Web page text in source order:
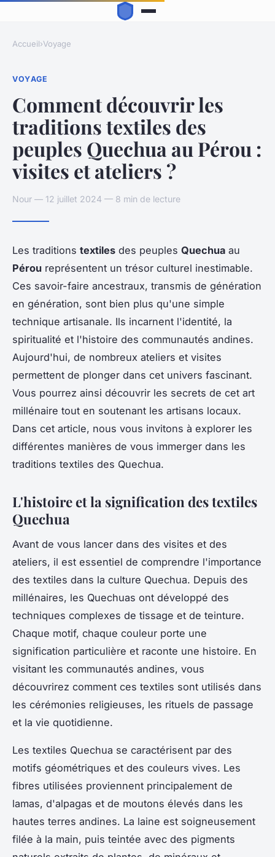
Accueil›Voyage
VOYAGE
Comment découvrir les
traditions textiles des
peuples Quechua au Pérou :
visites et ateliers ?
Nour — 12 juillet 2024 — 8 min de lecture
Les traditions textiles des peuples Quechua au
Pérou représentent un trésor culturel inestimable.
Ces savoir-faire ancestraux, transmis de génération
en génération, sont bien plus qu'une simple
technique artisanale. Ils incarnent l'identité, la
spiritualité et l'histoire des communautés andines.
Aujourd'hui, de nombreux ateliers et visites
permettent de plonger dans cet univers fascinant.
Vous pourrez ainsi découvrir les secrets de cet art
millénaire tout en soutenant les artisans locaux.
Dans cet article, nous vous invitons à explorer les
différentes manières de vous immerger dans les
traditions textiles des Quechua.
L'histoire et la signification des textiles
Quechua
Avant de vous lancer dans des visites et des
ateliers, il est essentiel de comprendre l'importance
des textiles dans la culture Quechua. Depuis des
millénaires, les Quechuas ont développé des
techniques complexes de tissage et de teinture.
Chaque motif, chaque couleur porte une
signification particulière et raconte une histoire. En
visitant les communautés andines, vous
découvrirez comment ces textiles sont utilisés dans
les cérémonies religieuses, les rituels de passage
et la vie quotidienne.
Les textiles Quechua se caractérisent par des
motifs géométriques et des couleurs vives. Les
fibres utilisées proviennent principalement de
lamas, d'alpagas et de moutons élevés dans les
hautes terres andines. La laine est soigneusement
filée à la main, puis teintée avec des pigments